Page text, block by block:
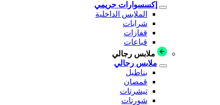
إكسسوارات حريمي
الملابس الداخلية
شرابات
قفازات
قباعات
ملابس رجالي
ملابس رجالي
بناطيل
قمصان
تيشرتات
شورتات